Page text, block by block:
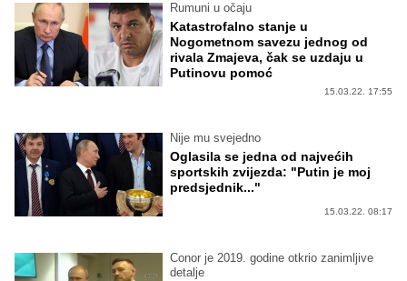
Rumuni u očaju
Katastrofalno stanje u
Nogometnom savezu jednog od
rivala Zmajeva, čak se uzdaju u
Putinovu pomoć
15.03.22. 17:55
Nije mu svejedno
Oglasila se jedna od najvećih
sportskih zvijezda: "Putin je moj
predsjednik..."
15.03.22. 08:17
Conor je 2019. godine otkrio zanimljive
detalje